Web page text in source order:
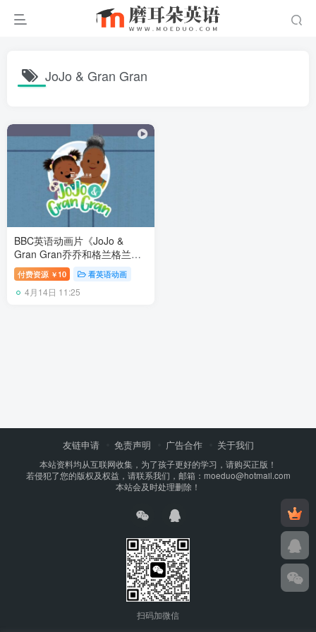
JoJo & Gran Gran
BBC英语动画片《JoJo &
Gran Gran乔乔和格兰格兰》
春夏秋冬全1-3季共135集，
1080P高清视频带英文字幕，
百度网盘下载！
付费资源 ￥ 10 看英语动画
4月14日 11:25
友链申请 免责声明 广告合作 关于我们
本站资料均从互联网收集，为了孩子更好的学习，请购买正版！
若侵犯了您的版权及权益，请联系我们，邮箱：moeduo@hotmail.com
本站会及时处理删除！
扫码加微信